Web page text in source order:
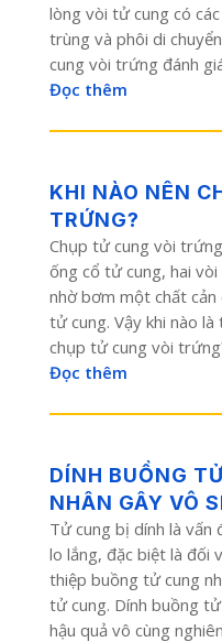
lòng vòi tử cung có
trùng và phôi di
cung vòi trứng đánh
Đọc thêm
KHI NÀO NÊN
TRỨNG?
Chụp tử cung vòi
ống cổ tử cung, hai
nhờ bơm một chất
tử cung. Vậy khi nào là
chụp tử cung vòi
Đọc thêm
DÍNH BUỒNG
NHÂN GÂY VÔ
Tử cung bị dính là vấn
lo lắng, đặc biệt là đối
thiệp buồng tử cung
tử cung. Dính buồng
hậu quả vô cùng